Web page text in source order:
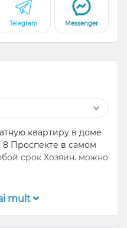
Telegram Messenger
квартиру в доме
Проспекте в самом
срок Хозяин. можно
чистая и солнечная,
смотрят на
mult